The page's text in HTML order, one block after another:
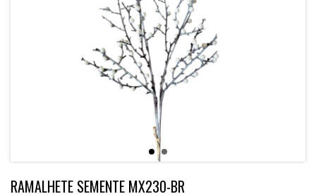
RAMALHETE SEMENTE MX230-BR